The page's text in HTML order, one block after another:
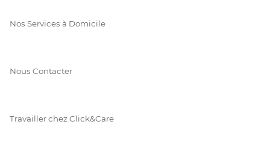
Nos Services à Domicile
Nous Contacter
Travailler chez Click&Care